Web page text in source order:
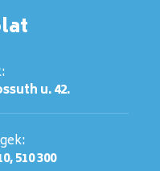
u. 42.
510 300